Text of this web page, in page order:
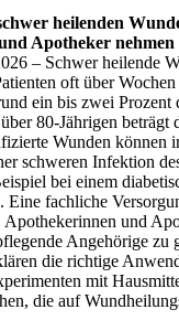
heilenden
Apotheker
– Schwer heilende
oft über
ein bis zwei Prozent
80-Jährigen beträgt
Wunden können
schweren Infektion
bei einem
Eine fachliche
und
Angehörige zu
die richtige
mit
die auf